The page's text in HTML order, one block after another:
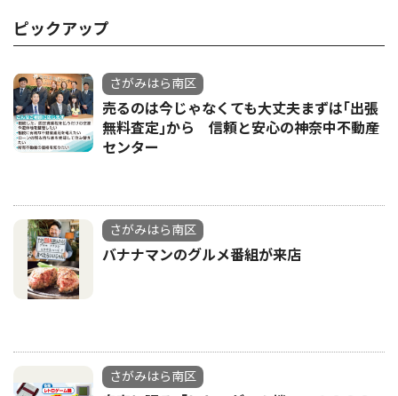
ピックアップ
さがみはら南区
売るのは今じゃなくても大丈夫まずは｢出張
無料査定｣から 信頼と安心の神奈中不動産
センター
さがみはら南区
バナナマンのグルメ番組が来店
さがみはら南区